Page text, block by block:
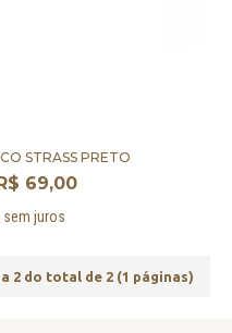
STRASS PRETO
69,00
sem juros
2 do total de 2 (1 páginas)